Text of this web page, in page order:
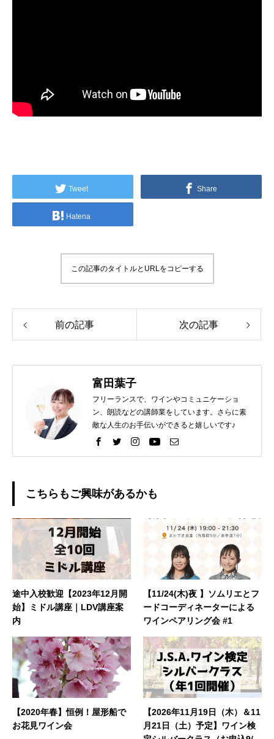
Tweet Share
Hatena
この記事のタイトルとURLをコピーする
前の記事 次の記事
富田葉子
フリーランスで、ワインやコミュニケーショ
ン、朗読などの講師業をしています。さらに素
敵な人生のお手伝いができると嬉しいです♪
こちらもご興味があるかも
途中入校歓迎【2023年12月開
始】ミドル講座｜LDV講座案
内
【11/24(木)夜 】ソムリエとフ
ードコーディネーターによる
ワインペアリング会 #1
【2020年春】恒例！屋形船で
お花見ワイン会
【2026年11月19日（木）＆11
月21日（土）予定】ワイン検